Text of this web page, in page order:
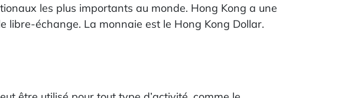
les plus importants au monde. Hong Kong a une
échange. La monnaie est le Hong Kong Dollar.